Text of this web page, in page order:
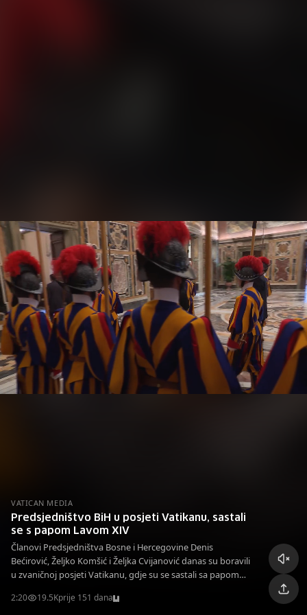
VATICAN MEDIA
Predsjedništvo BiH u posjeti Vatikanu, sastali
se s papom Lavom XIV
Članovi Predsjedništva Bosne i Hercegovine Denis
Bećirović, Željko Komšić i Željka Cvijanović danas su boravili
u zvaničnoj posjeti Vatikanu, gdje su se sastali sa papom
2:20 19.5Kprije 151 dana